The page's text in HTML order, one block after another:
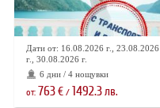
Дати от: 16.08.2026 г., 23.08.2026
г., 30.08.2026 г.
6 дни / 4 нощувки
от: 763€/ 1492.3лв.